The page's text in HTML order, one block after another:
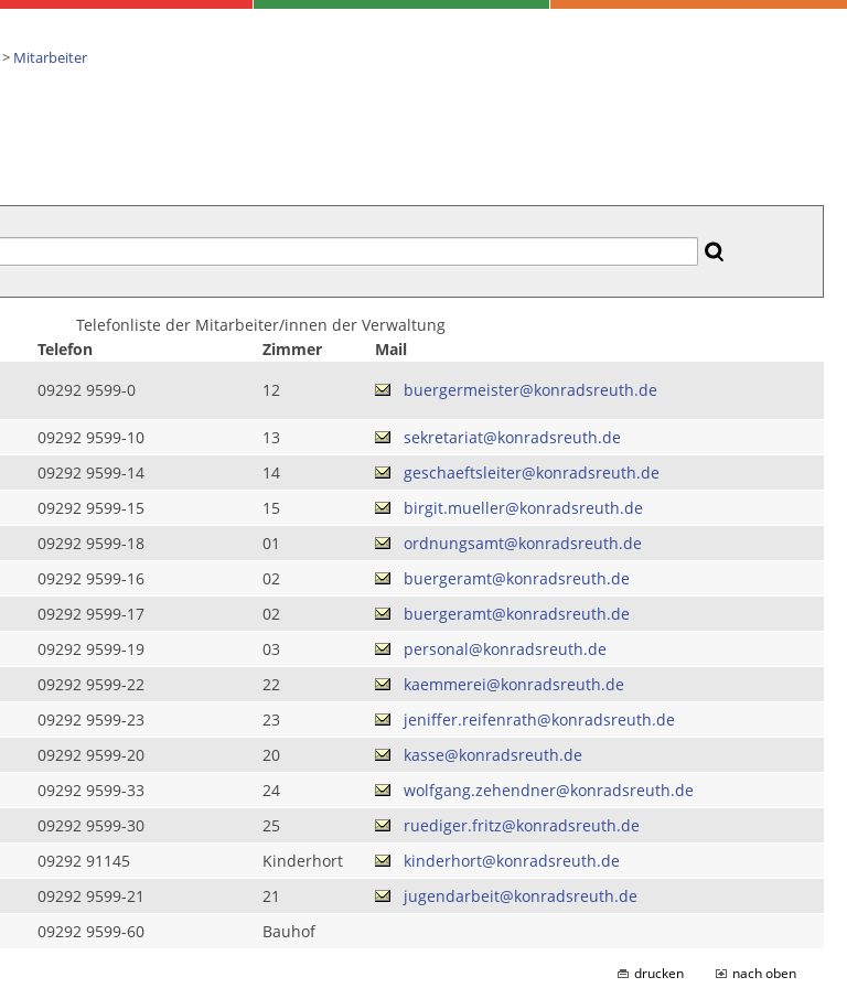
> Mitarbeiter
Telefonliste der Mitarbeiter/innen der Verwaltung
Telefon Zimmer
Mail
09292 9599-0 12 buergermeister@konradsreuth.de
09292 9599-10 13
sekretariat@konradsreuth.de
09292 9599-14 14
geschaeftsleiter@konradsreuth.de
09292 9599-15 15
birgit.mueller@konradsreuth.de
09292 9599-18 01
ordnungsamt@konradsreuth.de
09292 9599-16 02
buergeramt@konradsreuth.de
09292 9599-17 02
buergeramt@konradsreuth.de
09292 9599-19 03
personal@konradsreuth.de
09292 9599-22 22
kaemmerei@konradsreuth.de
09292 9599-23 23
jeniffer.reifenrath@konradsreuth.de
09292 9599-20 20
kasse@konradsreuth.de
09292 9599-33 24
wolfgang.zehendner@konradsreuth.de
09292 9599-30 25
ruediger.fritz@konradsreuth.de
09292 91145 Kinderhort
kinderhort@konradsreuth.de
09292 9599-21 21
jugendarbeit@konradsreuth.de
09292 9599-60 Bauhof
drucken nach oben